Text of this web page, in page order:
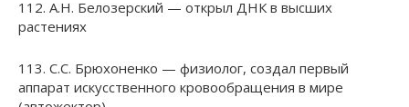
112. А.Н. Белозерский — открыл ДНК в высших
растениях
113. С.С. Брюхоненко — физиолог, создал первый
аппарат искусственного кровообращения в мире